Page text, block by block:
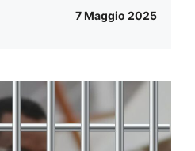
7 Maggio 2025